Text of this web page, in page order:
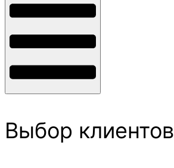
Выбор клиентов